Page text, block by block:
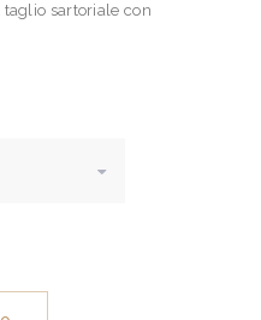
sartoriale con